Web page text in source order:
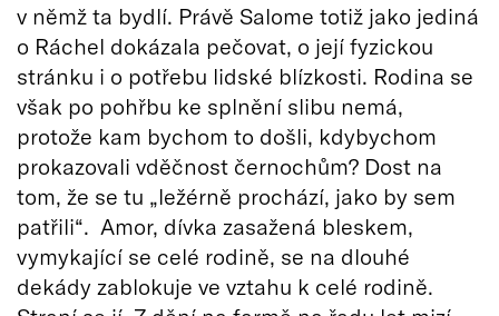
v němž ta bydlí. Právě Salome totiž jako jediná
o Ráchel dokázala pečovat, o její fyzickou
stránku i o potřebu lidské blízkosti. Rodina se
však po pohřbu ke splnění slibu nemá,
protože kam bychom to došli, kdybychom
prokazovali vděčnost černochům? Dost na
tom, že se tu „ležérně prochází, jako by sem
patřili“. Amor, dívka zasažená bleskem,
vymykající se celé rodině, se na dlouhé
dekády zablokuje ve vztahu k celé rodině.